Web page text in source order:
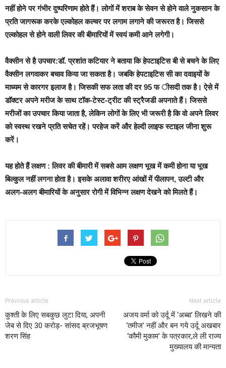
नहीं होने पर गंभीर दुष्परिणाम होते हैं। लोगों में शराब के सेवन से होने वाले नुकसान के
प्रति जागरूक करके एल्कोहल कल्चर पर लगाम लगाने की जरूरत है। जिससे
एल्कोहल से होने वाली लिवर की बीमारियों में स्वयं कमी आने लगेगी।
वैक्सीन से है उपचार:डॉ. प्रशांत कटियार ने बताया कि हेपटाइटिस बी से बचने के लिए
वैक्सीन लगवाकर बचाव किया जा सकता है। जबकि हेपटाइटिस सी का दवाइयों के
माध्यम से कारगर इलाज है। जिसकी सफ लता की दर 95 फ ीसदी तक है। ऐसे में
डॉक्टर अपने मरीज के साथ टॉक-टेस्ट-ट्रीट की स्ट्रैजडी अपनाते हैं। जिससे
मरीजों का उपचार किया जाता है, लेकिन लोगों के लिए भी जरूरी है कि वो अपने लिवर
को स्वस्थ रखने प्रति सचेत रहें। परहेज करें और हेल्दी लाइफ स्टाइल जीना शुरू
करें।
यह होते हैं लक्षण: लिवर की बीमारी में सबसे आम लक्षण भूख में कमी होना या भूख
बिल्कुल नहीं लगना होता है। इसके अलावा शरीरए आंखों में पीलापन, उल्टी और
अलग-अलग बीमारियों के अनुसार रोगी में विभिन्न लक्षण देखने को मिलते हैं।
Previous article
कुश्ती के लिए सबकुछ लुटा दिया, अपनी
जेब से दिए 30 करोड़- सांसद ब्रजभूषण
शरण सिंह
Next article
अजय वर्मा को उर्दू में ‘अब्बा’ लिखने की
‘तमीज’ नहीं और बन गये उर्दू अखबार
‘कौमी मुकाम’ के पत्रकार,ले ली राज्य
मुख्यालय की मान्यता